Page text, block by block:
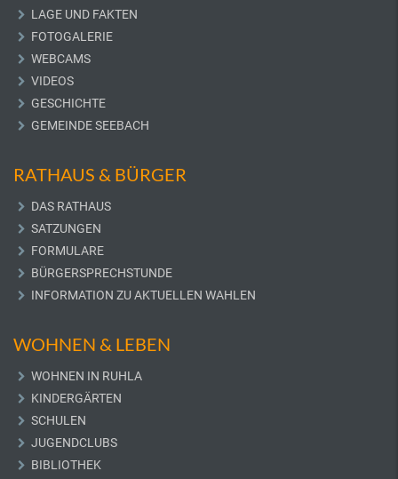
LAGE UND FAKTEN
FOTOGALERIE
WEBCAMS
VIDEOS
GESCHICHTE
GEMEINDE SEEBACH
RATHAUS & BÜRGER
DAS RATHAUS
SATZUNGEN
FORMULARE
BÜRGERSPRECHSTUNDE
INFORMATION ZU AKTUELLEN WAHLEN
WOHNEN & LEBEN
WOHNEN IN RUHLA
KINDERGÄRTEN
SCHULEN
JUGENDCLUBS
BIBLIOTHEK